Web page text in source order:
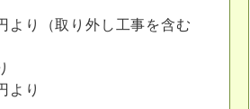
より
（取り外し工事を含む
より